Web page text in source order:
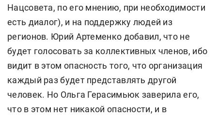
Нацсовета, по его мнению, при необходимости
есть диалог), и на поддержку людей из
регионов. Юрий Артеменко добавил, что не
будет голосовать за коллективных членов, ибо
видит в этом опасность того, что организация
каждый раз будет представлять другой
человек. Но Ольга Герасимьюк заверила его,
что в этом нет никакой опасности, и в